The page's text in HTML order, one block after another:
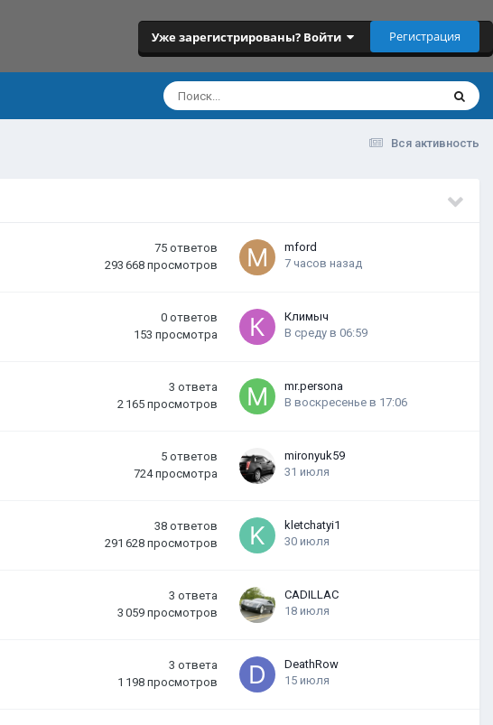
Уже зарегистрированы? Войти Регистрация
Вся активность
75 ответов
293 668 просмотров
mford
7 часов назад
0 ответов
153 просмотра
Климыч
В среду в 06:59
3 ответа
2 165 просмотров
mr.persona
В воскресенье в 17:06
5 ответов
724 просмотра
mironyuk59
31 июля
38 ответов
291 628 просмотров
kletchatyi1
30 июля
3 ответа
3 059 просмотров
CADILLAC
18 июля
3 ответа
1 198 просмотров
DeathRow
15 июля